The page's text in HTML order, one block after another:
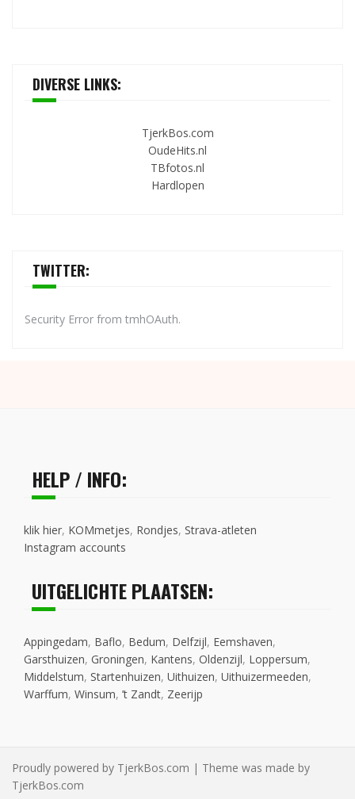
DIVERSE LINKS:
TjerkBos.com
OudeHits.nl
TBfotos.nl
Hardlopen
TWITTER:
Security Error from tmhOAuth.
HELP / INFO:
klik hier, KOMmetjes, Rondjes, Strava-atleten
Instagram accounts
UITGELICHTE PLAATSEN:
Appingedam, Baflo, Bedum, Delfzijl, Eemshaven,
Garsthuizen, Groningen, Kantens, Oldenzijl, Loppersum,
Middelstum, Startenhuizen, Uithuizen, Uithuizermeeden,
Warffum, Winsum, ’t Zandt, Zeerijp
Proudly powered by TjerkBos.com | Theme was made by
TjerkBos.com